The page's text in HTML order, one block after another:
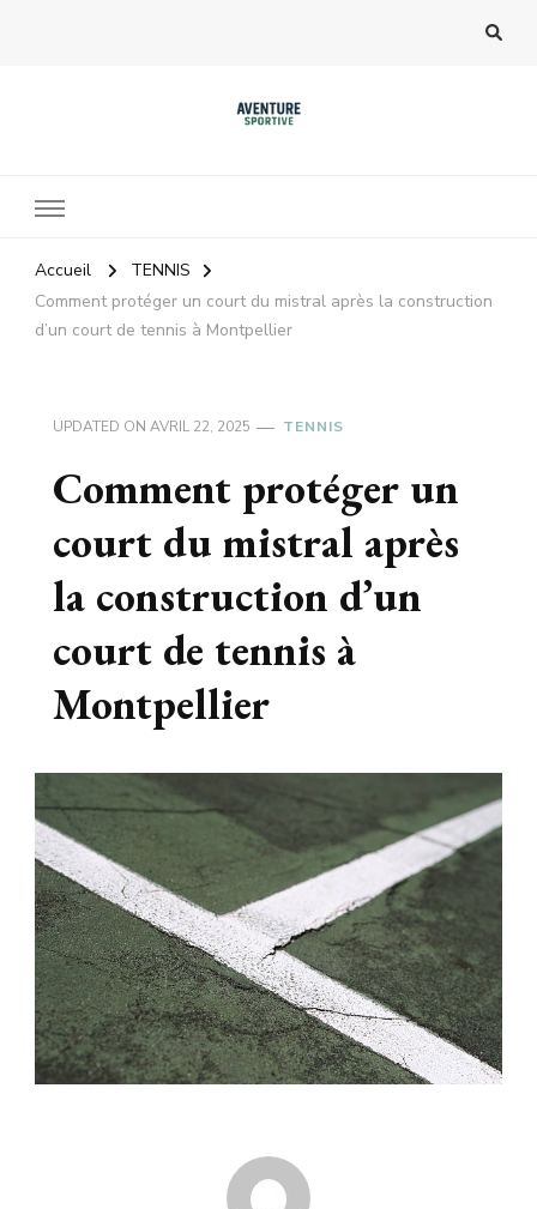
Accueil
TENNIS
Comment protéger un court du mistral après la construction
d’un court de tennis à Montpellier
UPDATED ON AVRIL 22, 2025 TENNIS
Comment protéger un
court du mistral après
la construction d’un
court de tennis à
Montpellier